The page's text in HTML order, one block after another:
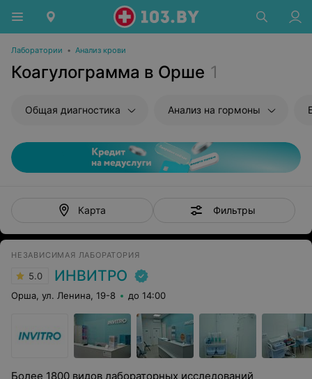
Лаборатории • Анализ крови
Коагулограмма в Орше 1
Общая диагностика Анализ на гормоны
Карта Фильтры
НЕЗАВИСИМАЯ ЛАБОРАТОРИЯ
5.0 ИНВИТРО
Орша, ул. Ленина, 19-8 до 14:00
Более 1800 видов лабораторных исследований